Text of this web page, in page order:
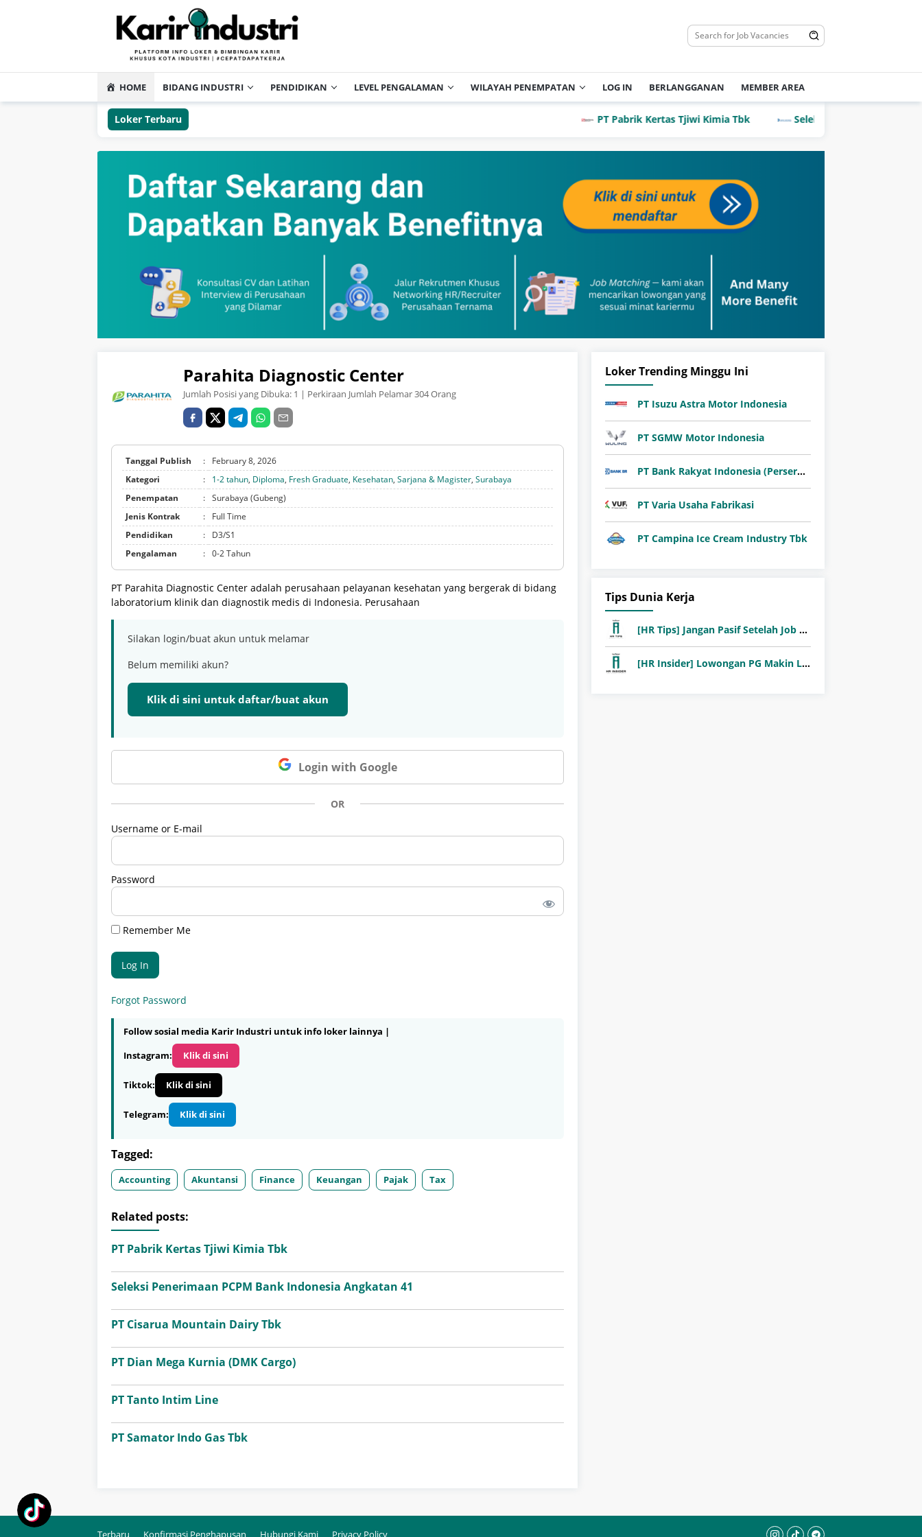
HOME BIDANG INDUSTRI PENDIDIKAN LEVEL PENGALAMAN WILAYAH PENEMPATAN LOG IN BERLANGGANAN MEMBER AREA
Loker Terbaru PT Pabrik Kertas Tjiwi Kimia Tbk Seleksi Penerimaan PCPM Bank
Parahita Diagnostic Center
Jumlah Posisi yang Dibuka: 1 | Perkiraan Jumlah Pelamar 304 Orang
Tanggal Publish :
February 8, 2026
Kategori
: 1-2 tahun, Diploma, Fresh Graduate, Kesehatan, Sarjana & Magister, Surabaya
Penempatan
: Surabaya (Gubeng)
Jenis Kontrak
:
Full Time
Pendidikan
:
D3/S1
Pengalaman
: 0-2 Tahun
PT Parahita Diagnostic Center adalah perusahaan pelayanan kesehatan yang bergerak di bidang
laboratorium klinik dan diagnostik medis di Indonesia. Perusahaan
Silakan login/buat akun untuk melamar
Belum memiliki akun?
Klik di sini untuk daftar/buat akun
Login with Google
OR
Username or E-mail
Password
Remember Me
Forgot Password
Follow sosial media Karir Industri untuk info loker lainnya |
Instagram:
Klik di sini
Tiktok: Klik di sini
Telegram: Klik di sini
Tagged:
Accounting Akuntansi Finance Keuangan Pajak Tax
Related posts:
PT Pabrik Kertas Tjiwi Kimia Tbk
Seleksi Penerimaan PCPM Bank Indonesia Angkatan 41
PT Cisarua Mountain Dairy Tbk
PT Dian Mega Kurnia (DMK Cargo)
PT Tanto Intim Line
PT Samator Indo Gas Tbk
Loker Trending Minggu Ini
PT Isuzu Astra Motor Indonesia
PT SGMW Motor Indonesia
PT Bank Rakyat Indonesia (Persero) Tbk
PT Varia Usaha Fabrikasi
PT Campina Ice Cream Industry Tbk
Tips Dunia Kerja
[HR Tips] Jangan Pasif Setelah Job Fair! Ini Pentingnya Follow-Up Setelah Job Fair
[HR Insider] Lowongan PG Makin Langka: Murni Seleksi atau Jalur Orang Dalam?
Terbaru Konfirmasi Penghapusan Hubungi Kami Privacy Policy